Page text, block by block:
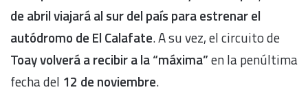
de abril viajará al sur del país para estrenar el
autódromo de El Calafate. A su vez, el circuito de
Toay volverá a recibir a la “máxima”en la penúltima
fecha del 12 de noviembre.